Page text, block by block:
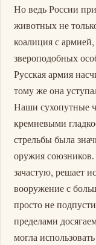
Но ведь России
животных не
коалиция с
звероподобных
Русская армия
тому же она
Наши сухопутные
кремневыми
стрельбы была
оружия союзников.
зачастую, решает
вооружение с
просто не
пределами
могла